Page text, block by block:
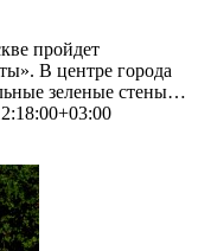
пройдет
В центре города
зеленые стены…